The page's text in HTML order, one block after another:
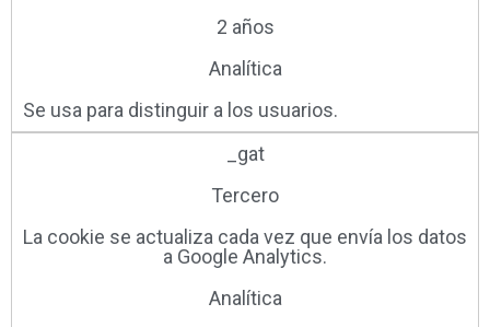
2 años
Analítica
Se usa para distinguir a los usuarios.
_gat
Tercero
La cookie se actualiza cada vez que envía los datos
a Google Analytics.
Analítica